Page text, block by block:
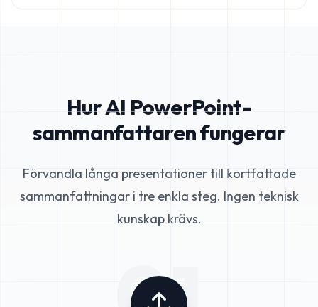
Hur AI PowerPoint-
sammanfattaren fungerar
Förvandla långa presentationer till kortfattade
sammanfattningar i tre enkla steg. Ingen teknisk
kunskap krävs.